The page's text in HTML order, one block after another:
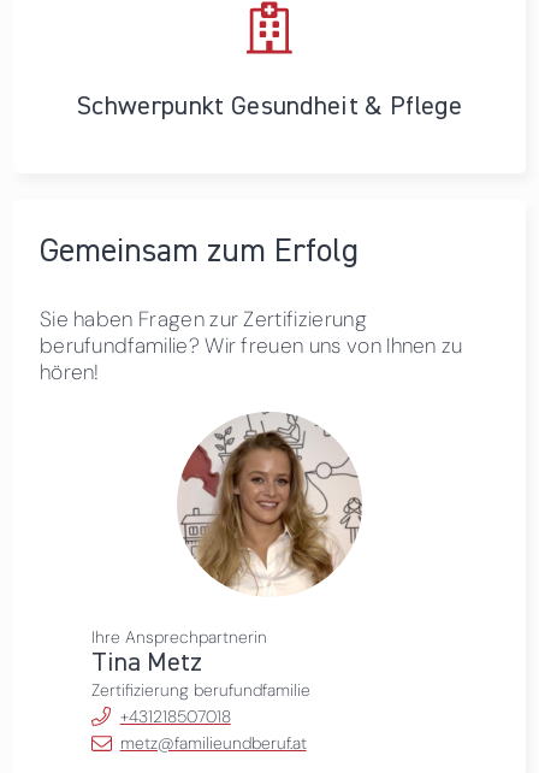
Schwerpunkt Gesundheit & Pflege
Gemeinsam zum Erfolg
Sie haben Fragen zur Zertifizierung
berufundfamilie? Wir freuen uns von Ihnen zu
hören!
Ihre Ansprechpartnerin
Tina Metz
Zertifizierung berufundfamilie
+431218507018
metz@familieundberuf.at